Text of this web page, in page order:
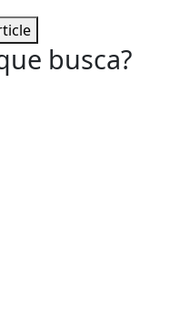
busca?